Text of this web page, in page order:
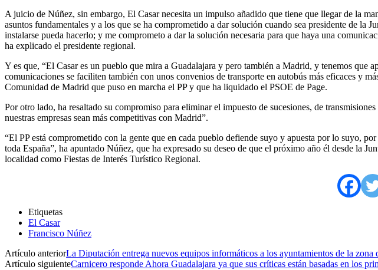
A juicio de Núñez, sin embargo, El Casar necesita un impulso añadido que tiene que llegar de la
asuntos fundamentales y a los que se ha comprometido a dar solución cuando sea presidente de la
instalarse pueda hacerlo; y me comprometo a dar la solución necesaria para que haya una
ha explicado el presidente regional.
Y es que, “El Casar es un pueblo que mira a Guadalajara y pero también a Madrid, y tenemos que
comunicaciones se faciliten también con unos convenios de transporte en autobús más eficaces y
Comunidad de Madrid que puso en marcha el PP y que ha liquidado el PSOE de Page.
Por otro lado, ha resaltado su compromiso para eliminar el impuesto de sucesiones, de
nuestras empresas sean más competitivas con Madrid”.
“El PP está comprometido con la gente que en cada pueblo defiende suyo y apuesta por lo suyo,
toda España”, ha apuntado Núñez, que ha expresado su deseo de que el próximo año él desde la
localidad como Fiestas de Interés Turístico Regional.
Etiquetas
El Casar
Francisco Núñez
Artículo anteriorLa Diputación entrega nuevos equipos informáticos a los ayuntamientos de la zona
Artículo siguienteCarnicero responde Ahora Guadalajara ya que sus críticas están basadas en los